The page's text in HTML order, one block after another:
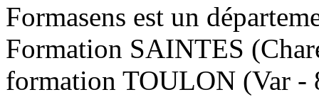
Formasens est un
Formation SAINTES
formation TOULON (Var